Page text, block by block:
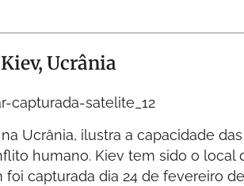
Ucrânia
Ucrânia, ilustra a capacidade
humano. Kiev tem sido o local
foi capturada dia 24 de fevereiro de